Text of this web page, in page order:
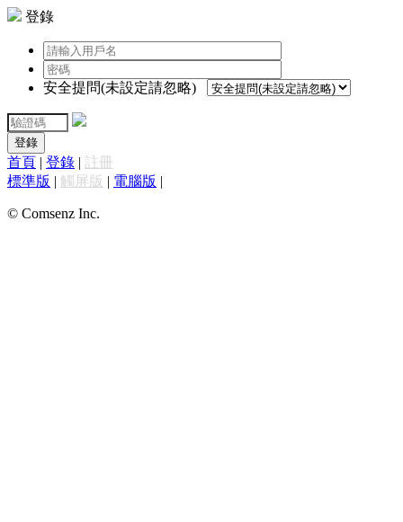
登錄
安全提問(未設定請忽略)
登錄
首頁 | 登錄 | 註冊
標準版 | 觸屏版 | 電腦版 |
© Comsenz Inc.